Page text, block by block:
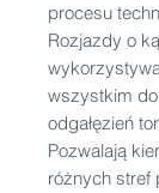
procesu
Rozjazdy o
wszystkim
odgałęzień
Pozwalają
różnych stref